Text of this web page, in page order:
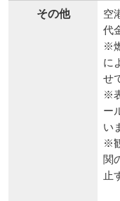
その他
空
代
※
に
せ
※
ー
い
※
関
止